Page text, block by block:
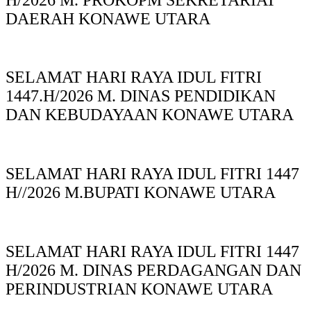
DAERAH KONAWE UTARA
SELAMAT HARI RAYA IDUL FITRI
1447.H/2026 M. DINAS PENDIDIKAN
DAN KEBUDAYAAN KONAWE UTARA
SELAMAT HARI RAYA IDUL FITRI 1447
H//2026 M.BUPATI KONAWE UTARA
SELAMAT HARI RAYA IDUL FITRI 1447
H/2026 M. DINAS PERDAGANGAN DAN
PERINDUSTRIAN KONAWE UTARA